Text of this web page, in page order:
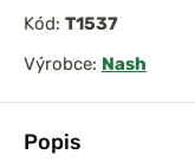
Popis
Kód: T1537
Výrobce: Nash